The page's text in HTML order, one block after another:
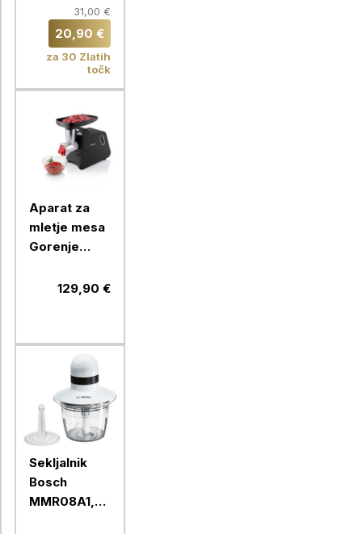
začimbe
Tefal
GT110838
31,00 €
20,90 €
za 30 Zlatih
točk
Aparat za
mletje mesa
Gorenje
129,90 €
Sekljalnik
Bosch
MMR08A1,